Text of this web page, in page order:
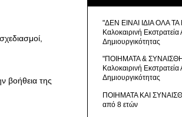
βοήθεια της
"ΔΕΝ ΕΙΝΑΙ ΙΔΙΑ ΟΛΑ ΤΑ
Καλοκαιρινή
Δημιουργικότητας
"ΠΟΙΗΜΑΤΑ &
Καλοκαιρινή
Δημιουργικότητας
ΠΟΙΗΜΑΤΑ ΚΑΙ
από 8 ετών